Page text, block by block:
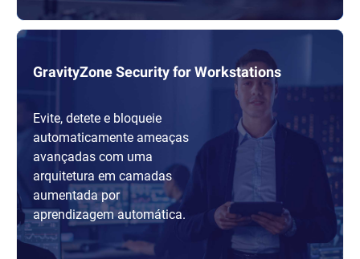
GravityZone Security for Workstations
Evite, detete e bloqueie
automaticamente ameaças
avançadas com uma
arquitetura em camadas
aumentada por
aprendizagem automática.